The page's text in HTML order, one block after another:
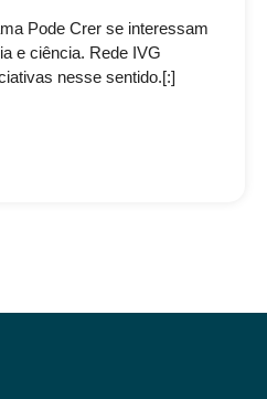
Pode Crer se interessam
e ciência. Rede IVG
nesse sentido.[:]